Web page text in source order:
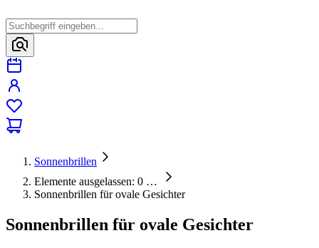
Sonnenbrillen
Elemente ausgelassen: 0 …
Sonnenbrillen für ovale Gesichter
Sonnenbrillen für ovale Gesichter